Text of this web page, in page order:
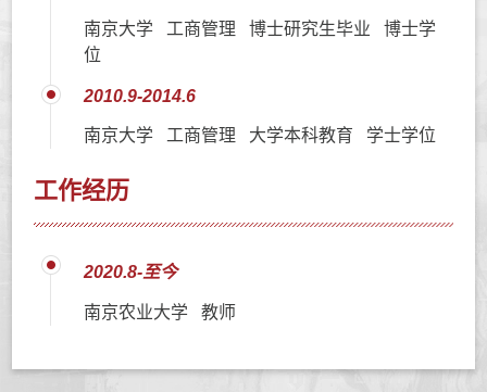
南京大学 工商管理 博士研究生毕业 博士学
位
2010.9-2014.6
南京大学 工商管理 大学本科教育 学士学位
工作经历
2020.8-至今
南京农业大学 教师